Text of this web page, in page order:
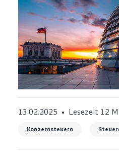
13.02.2025 Lesezeit 12
Konzernsteuern